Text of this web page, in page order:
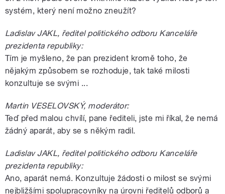
systém, který není možno zneužít?
Ladislav JAKL, ředitel politického odboru Kanceláře
prezidenta republiky:
Tím je myšleno, že pan prezident kromě toho, že
nějakým způsobem se rozhoduje, tak také milosti
konzultuje se svými ...
Martin VESELOVSKÝ, moderátor:
Teď před malou chvílí, pane řediteli, jste mi říkal, že nemá
žádný aparát, aby se s někým radil.
Ladislav JAKL, ředitel politického odboru Kanceláře
prezidenta republiky:
Ano, aparát nemá. Konzultuje žádosti o milost se svými
nejbližšími spolupracovníky na úrovni ředitelů odborů a